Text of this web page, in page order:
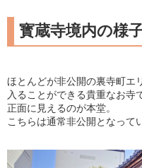
寳蔵寺境内の様
ほとんどが非公開の裏寺町エ
入ることができる貴重なお寺
正面に見えるのが本堂。
こちらは通常非公開となって